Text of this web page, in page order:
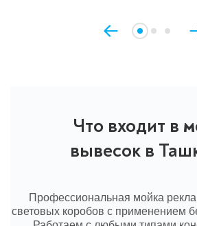
Что входит в
вывесок в
Профессиональная мойка
световых коробов с применением